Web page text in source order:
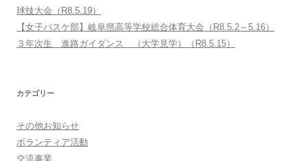
球技大会（R8.5.19）
【女子バスケ部】岐阜県高等学校総合体育大会（R8.5.2～5.16）
３年次生 進路ガイダンス （大学見学）（R8.5.15）
カテゴリー
その他お知らせ
ボランティア活動
交流事業